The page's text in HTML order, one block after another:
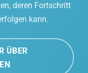
deren Fortschritt
kann.
ÜBER